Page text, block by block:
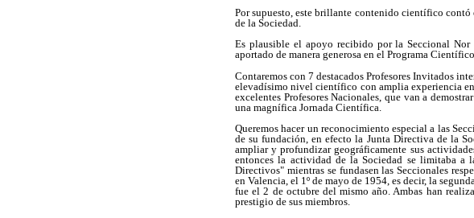
Por supuesto, este brillante contenido científico contó
de la Sociedad.
Es plausible el apoyo recibido por la Seccional
aportado de manera generosa en el Programa
Contaremos con 7 destacados Profesores Invitados
elevadísimo nivel científico con amplia experiencia
excelentes Profesores Nacionales, que van a
una magnífica Jornada Científica.
Queremos hacer un reconocimiento especial a las
de su fundación, en efecto la Junta Directiva de la
ampliar y profundizar geográficamente sus
entonces la actividad de la Sociedad se limitaba a
Directivos" mientras se fundasen las Seccionales
en Valencia, el 1º de mayo de 1954, es decir, la
fue el 2 de octubre del mismo año. Ambas han
prestigio de sus miembros.